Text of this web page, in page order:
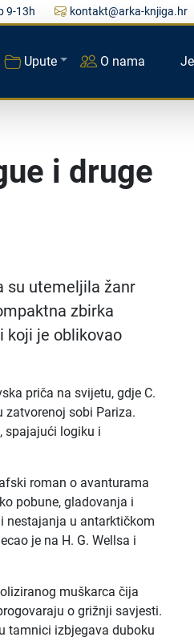
9-13h kontakt@arka-knjiga.hr
Upute O nama
i druge
su utemeljila žanr
zbirka
koji je oblikovao
priča na svijetu, gdje C.
zatvorenoj sobi Pariza.
spajajući logiku i
roman o avanturama
pobune, gladovanja i
nestajanja u antarktičkom
je na H. G. Wellsa i
muškarca čija
o grižnji savjesti.
tamnici izbjegava duboku